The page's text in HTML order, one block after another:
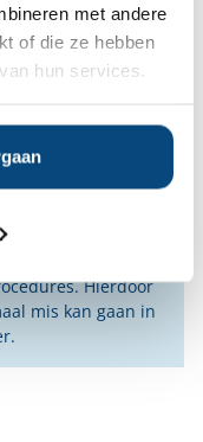
met andere
of die ze hebben
hun services.
Jos heeft
Hierdoor
mis kan gaan in